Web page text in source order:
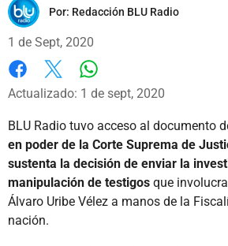
Por: Redacción BLU Radio
1 de Sept, 2020
Facebook
X
Actualizado: 1 de sept, 2020
BLU Radio tuvo acceso al documento
en poder de la Corte Suprema de
sustenta la decisión de enviar la
manipulación de testigos que
Álvaro Uribe Vélez a manos de la
nación.